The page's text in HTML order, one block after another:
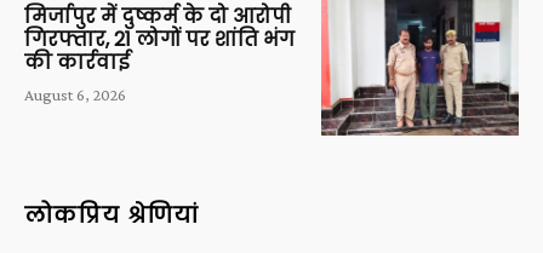
मिर्जापुर में दुष्कर्म के दो आरोपी
गिरफ्तार, 21 लोगों पर शांति भंग
की कार्रवाई
August 6, 2026
लोकप्रिय श्रेणियां